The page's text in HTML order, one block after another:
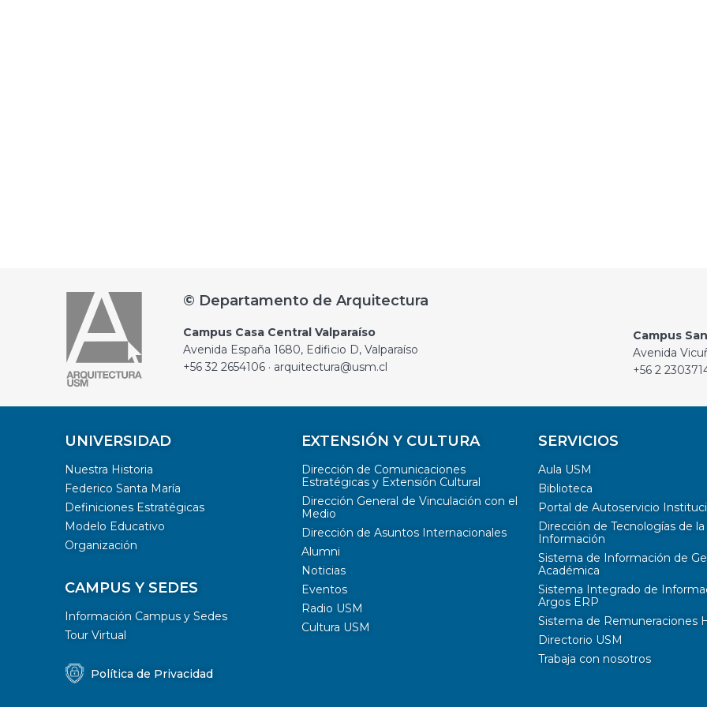
© Departamento de Arquitectura
Campus Casa Central Valparaíso
Avenida España 1680, Edificio D, Valparaíso
+56 32 2654106 · arquitectura@usm.cl
Campus
Avenida
+56 2
UNIVERSIDAD
Nuestra Historia
Federico Santa María
Definiciones Estratégicas
Modelo Educativo
Organización
CAMPUS Y SEDES
Información Campus y Sedes
Tour Virtual
Política de Privacidad
EXTENSIÓN Y CULTURA
Dirección de Comunicaciones
Estratégicas y Extensión Cultural
Dirección General de Vinculación con el
Medio
Dirección de Asuntos Internacionales
Alumni
Noticias
Eventos
Radio USM
Cultura USM
SERVICIOS
Aula USM
Biblioteca
Portal de Autoservicio
Dirección de Tecnologías de la
Información
Sistema de Información de
Académica
Sistema Integrado de
Argos ERP
Sistema de Remuneraciones
Directorio USM
Trabaja con nosotros